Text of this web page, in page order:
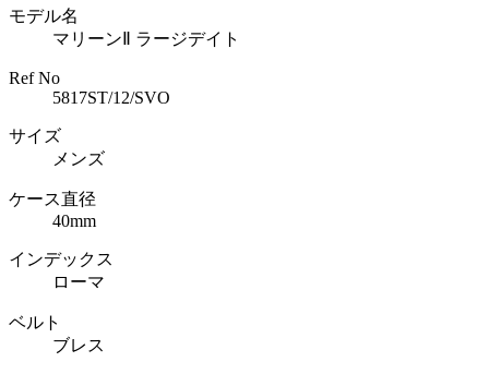
モデル名
マリーンⅡ ラージデイト
Ref No
5817ST/12/SVO
サイズ
メンズ
ケース直径
40mm
インデックス
ローマ
ベルト
ブレス